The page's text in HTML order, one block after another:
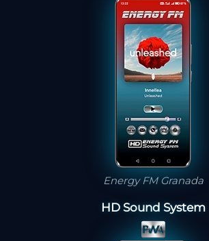
Energy FM Granada
HD Sound System